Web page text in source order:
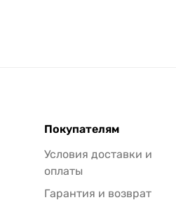
Покупателям
Условия доставки и
оплаты
Гарантия и возврат